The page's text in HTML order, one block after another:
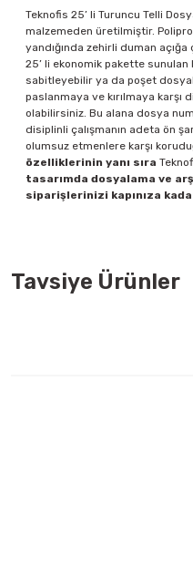
Teknofis 25’ li Turuncu Telli
malzemeden üretilmiştir.
yandığında zehirli duman
25’ li ekonomik pakette sunulan
sabitleyebilir ya da poşet
paslanmaya ve kırılmaya
olabilirsiniz. Bu alana dosya
disiplinli çalışmanın adeta ön
olumsuz etmenlere karşı
özelliklerinin yanı sıra
tasarımda dosyalama ve
siparişlerinizi kapınıza
Tavsiye Ürünler